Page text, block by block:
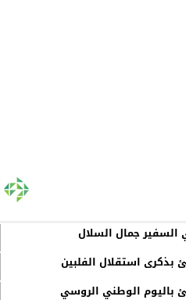
جمال السلال
استقلال الفلبين
باليوم الوطني الروسي